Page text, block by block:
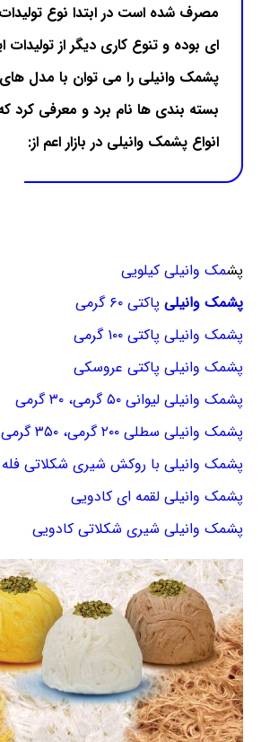
مصرف شده است در ابتدا نوع
ای بوده و تنوع کاری دیگر از تولیدات
پشمک وانیلی را می توان با مدل
بسته بندی ها نام برد و معرفی کرد
انواع پشمک وانیلی در بازار اعم از:
پشمک وانیلی کیلویی
پشمک وانیلی پاکتی ۶۰ گرمی
پشمک وانیلی پاکتی ۱۰۰ گرمی
پشمک وانیلی پاکتی عروسکی
پشمک وانیلی لیوانی ۵۰ گرمی، ۳۰ گرمی
پشمک وانیلی سطلی ۲۰۰ گرمی، ۳۵۰ گرمی
پشمک وانیلی با روکش شیری شکلاتی فله
پشمک وانیلی لقمه ای کادویی
پشمک وانیلی شیری شکلاتی کادویی